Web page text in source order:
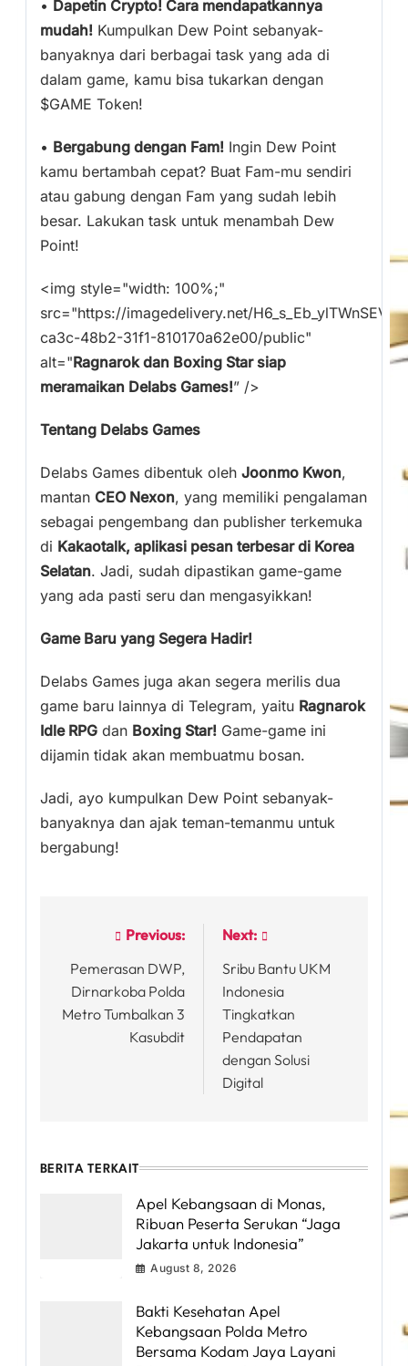
• Dapetin Crypto! Cara mendapatkannya
mudah! Kumpulkan Dew Point sebanyak-
banyaknya dari berbagai task yang ada di
dalam game, kamu bisa tukarkan dengan
$GAME Token!
• Bergabung dengan Fam! Ingin Dew Point
kamu bertambah cepat? Buat Fam-mu sendiri
atau gabung dengan Fam yang sudah lebih
besar. Lakukan task untuk menambah Dew
Point!
<img style="width: 100%;"
src="https://imagedelivery.net/
ca3c-48b2-31f1-810170a62e00/public"
alt="Ragnarok dan Boxing Star siap
meramaikan Delabs Games!” />
Tentang Delabs Games
Delabs Games dibentuk oleh Joonmo Kwon,
mantan CEO Nexon, yang memiliki pengalaman
sebagai pengembang dan publisher terkemuka
di Kakaotalk, aplikasi pesan terbesar di Korea
Selatan. Jadi, sudah dipastikan game-game
yang ada pasti seru dan mengasyikkan!
Game Baru yang Segera Hadir!
Delabs Games juga akan segera merilis dua
game baru lainnya di Telegram, yaitu Ragnarok
Idle RPG dan Boxing Star! Game-game ini
dijamin tidak akan membuatmu bosan.
Jadi, ayo kumpulkan Dew Point sebanyak-
banyaknya dan ajak teman-temanmu untuk
bergabung!
navigation
Previous:
Pemerasan DWP,
Dirnarkoba Polda
Metro Tumbalkan 3
Kasubdit
Next:
Sribu Bantu UKM
Indonesia
Tingkatkan
Pendapatan
dengan Solusi
Digital
BERITA TERKAIT
Apel Kebangsaan di Monas,
Ribuan Peserta Serukan “Jaga
Jakarta untuk Indonesia”
August 8, 2026
Bakti Kesehatan Apel
Kebangsaan Polda Metro
Bersama Kodam Jaya Layani